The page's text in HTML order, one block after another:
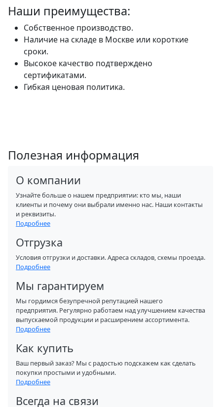
Наши преимущества:
Собственное производство.
Наличие на складе в Москве или короткие
сроки.
Высокое качество подтверждено
сертификатами.
Гибкая ценовая политика.
Полезная информация
О компании
Узнайте больше о нашем предприятии: кто мы, наши
клиенты и почему они выбрали именно нас. Наши контакты
и реквизиты.
Подробнее
Отгрузка
Условия отгрузки и доставки. Адреса складов, схемы проезда.
Подробнее
Мы гарантируем
Мы гордимся безупречной репутацией нашего
предприятия. Регулярно работаем над улучшением качества
выпускаемой продукции и расширением ассортимента.
Подробнее
Как купить
Ваш первый заказ? Мы с радостью подскажем как сделать
покупки простыми и удобными.
Подробнее
Всегда на связи